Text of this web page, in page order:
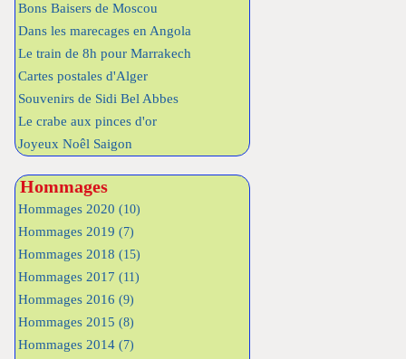
Bons Baisers de Moscou
Dans les marecages en Angola
Le train de 8h pour Marrakech
Cartes postales d'Alger
Souvenirs de Sidi Bel Abbes
Le crabe aux pinces d'or
Joyeux Noêl Saigon
Hommages
Hommages 2020 (10)
Hommages 2019 (7)
Hommages 2018 (15)
Hommages 2017 (11)
Hommages 2016 (9)
Hommages 2015 (8)
Hommages 2014 (7)